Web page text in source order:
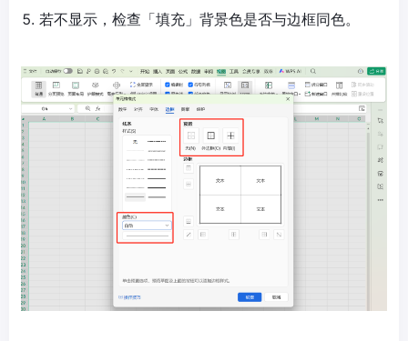
若不显示，检查「填充」背景色是否与边框同色。